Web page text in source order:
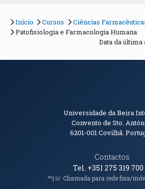
Início Cursos
Ciências
Patofisiologia e Farmacologia Humana
Data da última
Informações de
Universidade da Beira
Convento de Sto.
6201-001Covilhã.
Contactos
Tel. +351 275 319 700
℡|☏ Chamada para rede fixa/